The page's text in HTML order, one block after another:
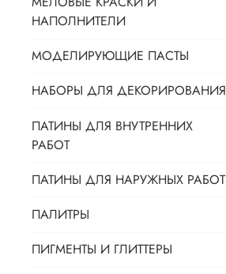
НАПОЛНИТЕЛИ
МОДЕЛИРУЮЩИЕ ПАСТЫ
НАБОРЫ ДЛЯ ДЕКОРИРОВАНИЯ
ПАТИНЫ ДЛЯ ВНУТРЕННИХ
РАБОТ
ПАТИНЫ ДЛЯ НАРУЖНЫХ РАБОТ
ПАЛИТРЫ
ПИГМЕНТЫ И ГЛИТТЕРЫ